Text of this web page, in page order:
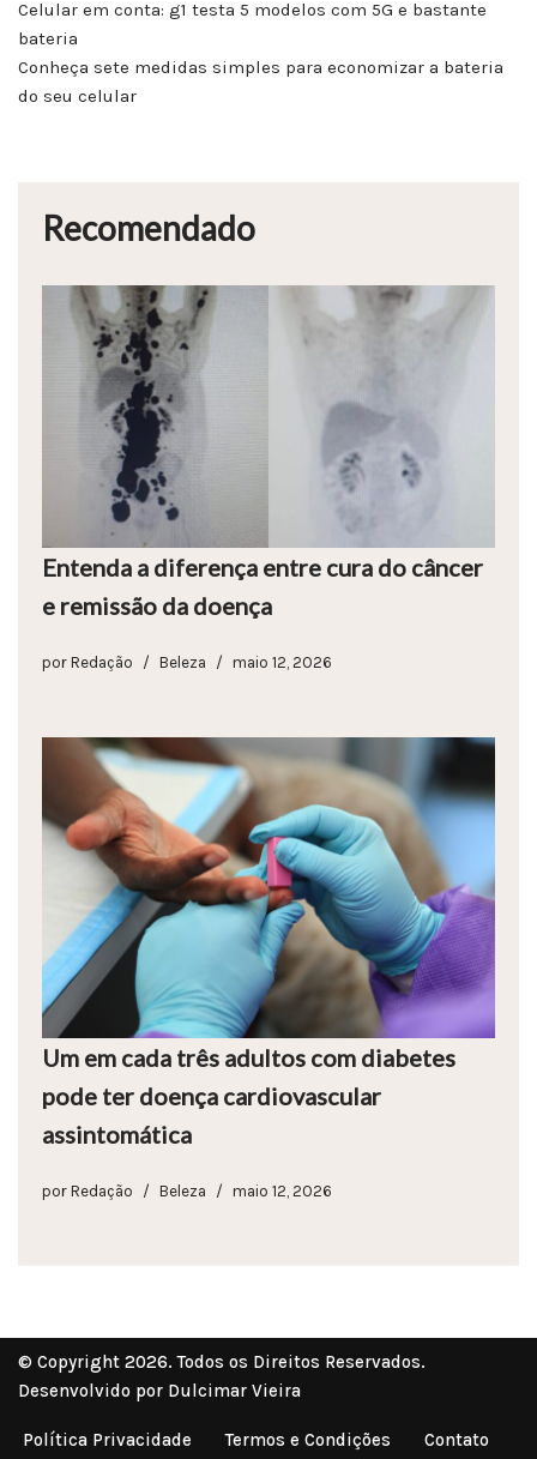
Celular em conta: g1 testa 5 modelos com 5G e bastante
bateria
Conheça sete medidas simples para economizar a bateria
do seu celular
Recomendado
Entenda a diferença entre cura do câncer
e remissão da doença
por Redação Beleza maio 12, 2026
Um em cada três adultos com diabetes
pode ter doença cardiovascular
assintomática
por Redação Beleza maio 12, 2026
© Copyright 2026. Todos os Direitos Reservados.
Desenvolvido por Dulcimar Vieira
Política Privacidade Termos e Condições Contato